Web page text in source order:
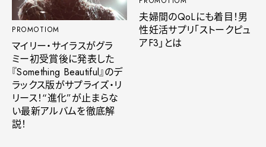
PROMOTIOM
マイリー・サイラスがグラ
ミー初受賞後に発表した
『Something Beautiful』のデ
ラックス版がサプライズ・リ
リース！“進化”が止まらな
い最新アルバムを徹底解
説！
夫婦間のQoLにも着目！男
性妊活サプリ「ストークピュ
アF3」とは